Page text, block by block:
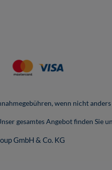
wenn nicht anders
gesamtes Angebot finden Sie
GmbH & Co. KG